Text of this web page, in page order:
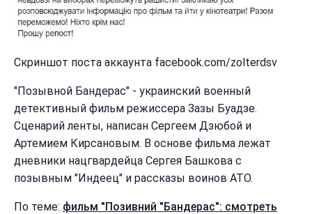
Скриншот поста аккаунта facebook.com/zolterdsv
"Позывной Бандерас" - украинский военный
детективный фильм режиссера Зазы Буадзе.
Сценарий ленты, написан Сергеем Дзюбой и
Артемием Кирсановым. В основе фильма лежат
дневники нацгвардейца Сергея Башкова с
позывным "Индеец" и рассказы воинов АТО.
По теме: фильм "Позивний "Бандерас": смотреть